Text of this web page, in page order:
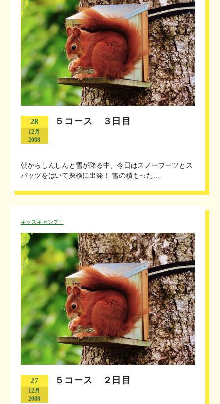
28
12月
2008
５コース ３日目
朝からしんしんと雪が降る中、今日はスノーブーツとス
パッツをはいて探検に出発！ 雪の積もった...
キッズキャンプ！
27
12月
2008
５コース ２日目